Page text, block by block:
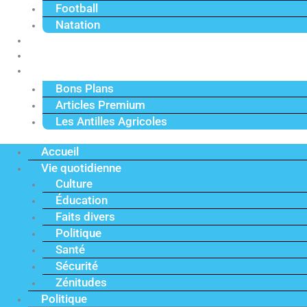
Football
Natation
Bons Plans
Articles Premium
Les Antilles Agricoles
Accueil
Vie quotidienne
Culture
Éducation
Faits divers
Politique
Santé
Sécurité
Zénitudes
Politique